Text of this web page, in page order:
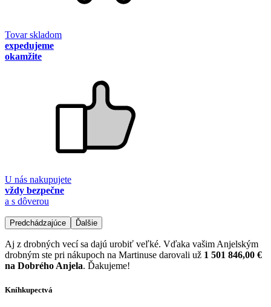
Tovar skladom
expedujeme
okamžite
U nás nakupujete
vždy bezpečne
a s dôverou
Predchádzajúce Ďalšie
Aj z drobných vecí sa dajú urobiť veľké. Vďaka vašim Anjelským
drobným ste pri nákupoch na Martinuse darovali už 1 501 846,00 €
na Dobrého Anjela. Ďakujeme!
Kníhkupectvá